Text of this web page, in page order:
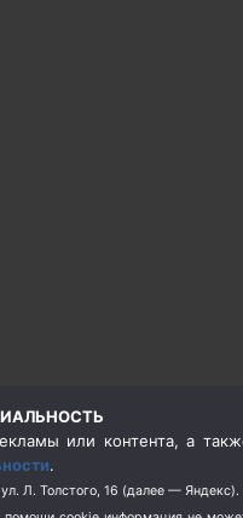
или контента, а
.
Л. Толстого, 16 (далее —